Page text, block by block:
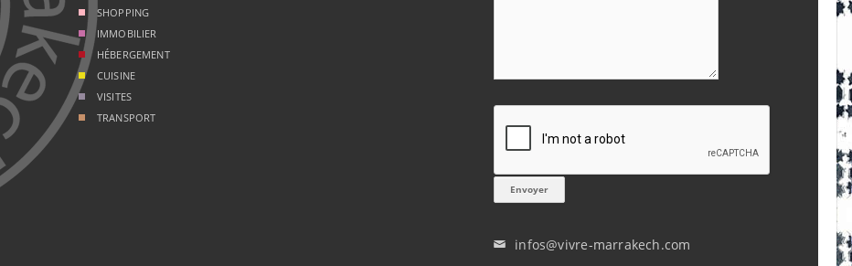
SHOPPING
IMMOBILIER
HÉBERGEMENT
CUISINE
VISITES
TRANSPORT
✉ infos@vivre-marrakech.com